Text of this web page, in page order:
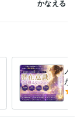
かなえる
人
が叶
実を
てい